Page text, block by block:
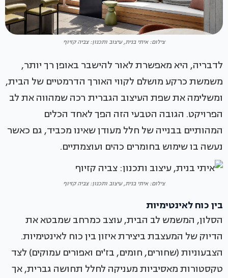
צילום: איתי בנית, עיצוב ותכנון: צביה קזיוף
לדבריה, היא מאפשרת לאור להישבר באופן רך יותר,
משמשת כרקע מושלם לקווי האורך הדרמטיים של הבית,
ומשלימה את שפת העיצוב הגברית רכה שמהווה את לב
הפרויקט. הגובה הטבעי הזה הפך לאחד הכלים
המהותיים בבנייה של חלל מעודן שאינו מכביד, גם כאשר
נעשה בו שימוש בחומרים כהים ועוצמתיים.
צילום: איתי בנית, עיצוב ותכנון: צביה קזיוף
בין כוח לאינטימיות
הסלון, המשמש לב הבית, עוצב כמרחב שמבטא את
הדיוק של המעצבת ביצירת איזון בין כוח לאינטימיות.
הצבעוניות (שחורים, חומים, בז'ים ואפורים עמוקים) לצד
טקסטורות מאסיביות מעניקה לחלל תחושה גברית, אך